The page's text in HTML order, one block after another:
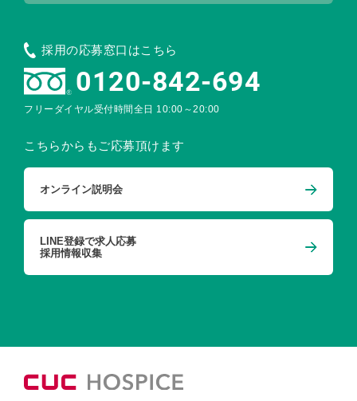
採用の応募窓口はこちら
0120-842-694
フリーダイヤル受付時間全日 10:00～20:00
こちらからもご応募頂けます
オンライン説明会
LINE登録で求人応募
採用情報収集